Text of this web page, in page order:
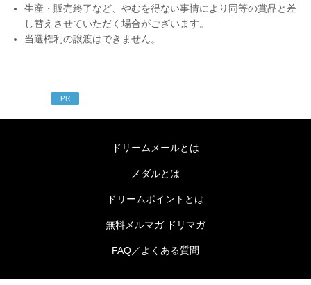
生産・販売終了など、やむを得ない事情により同等の賞品と差
し替えさせていただく場合がございます。
当選権利の譲渡はできません。
PR
ドリームメールとは
メダルとは
ドリームポイントとは
無料メルマガ ドリマガ
FAQ／よくある質問